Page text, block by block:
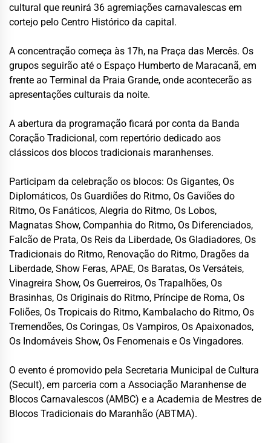
cultural que reunirá 36 agremiações carnavalescas em
cortejo pelo Centro Histórico da capital.
A concentração começa às 17h, na Praça das Mercês. Os
grupos seguirão até o Espaço Humberto de Maracanã, em
frente ao Terminal da Praia Grande, onde acontecerão as
apresentações culturais da noite.
A abertura da programação ficará por conta da Banda
Coração Tradicional, com repertório dedicado aos
clássicos dos blocos tradicionais maranhenses.
Participam da celebração os blocos: Os Gigantes, Os
Diplomáticos, Os Guardiões do Ritmo, Os Gaviões do
Ritmo, Os Fanáticos, Alegria do Ritmo, Os Lobos,
Magnatas Show, Companhia do Ritmo, Os Diferenciados,
Falcão de Prata, Os Reis da Liberdade, Os Gladiadores, Os
Tradicionais do Ritmo, Renovação do Ritmo, Dragões da
Liberdade, Show Feras, APAE, Os Baratas, Os Versáteis,
Vinagreira Show, Os Guerreiros, Os Trapalhões, Os
Brasinhas, Os Originais do Ritmo, Príncipe de Roma, Os
Foliões, Os Tropicais do Ritmo, Kambalacho do Ritmo, Os
Tremendões, Os Coringas, Os Vampiros, Os Apaixonados,
Os Indomáveis Show, Os Fenomenais e Os Vingadores.
O evento é promovido pela Secretaria Municipal de Cultura
(Secult), em parceria com a Associação Maranhense de
Blocos Carnavalescos (AMBC) e a Academia de Mestres de
Blocos Tradicionais do Maranhão (ABTMA).